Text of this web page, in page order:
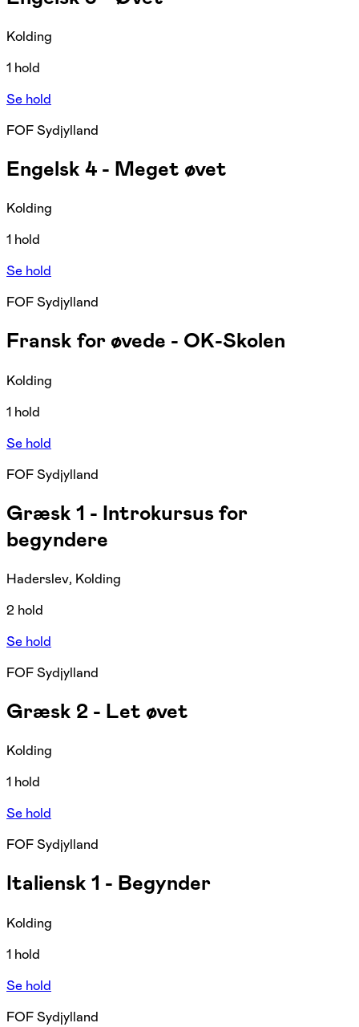
Kolding
1 hold
Se hold
FOF Sydjylland
Engelsk 4 - Meget øvet
Kolding
1 hold
Se hold
FOF Sydjylland
Fransk for øvede - OK-Skolen
Kolding
1 hold
Se hold
FOF Sydjylland
Græsk 1 - Introkursus for
begyndere
Haderslev, Kolding
2 hold
Se hold
FOF Sydjylland
Græsk 2 - Let øvet
Kolding
1 hold
Se hold
FOF Sydjylland
Italiensk 1 - Begynder
Kolding
1 hold
Se hold
FOF Sydjylland